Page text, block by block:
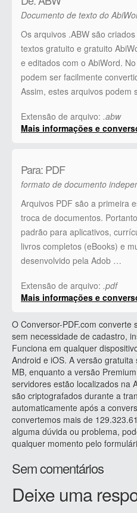
Documento de texto do
Os arquivos .ABW são
textos gratuito e gratuito
e editados com o AbiWord.
podem ser facilmente
Assim, estes arquivos podem
Extensão de arquivo: .abw
Mais informações e
Para: PDF
formato de documento
Arquivos PDF são a primeira
troca de documentos.
padrão para aplicativos,
livros completos (eBooks) e
desenvolvido pela Adob …
Extensão de arquivo: .pdf
Mais informações e
O Conversor-PDF.com
sem necessidade de cadastro,
Funciona em qualquer
Android e iOS. A versão
MB, enquanto a versão
servidores estão localizados na
são criptografados durante a
automaticamente após a
convertemos mais de
alguma dúvida ou problema,
qualquer momento pelo
Sem comentários
Deixe uma